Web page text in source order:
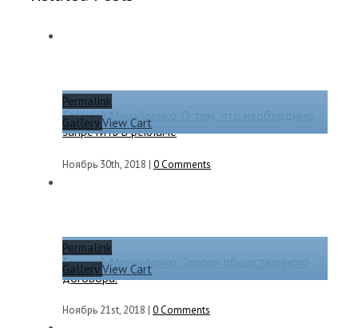
Permalink
GalleryView Cart
Евгений Михайленко. О том, что необходимо
запретить в рекламе
Ноябрь 30th, 2018 | 0 Comments
Permalink
GalleryView Cart
Евгений Михайленко. Теория общественного
договора.
Ноябрь 21st, 2018 | 0 Comments